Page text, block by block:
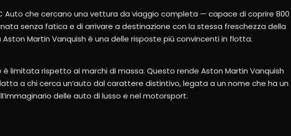
Auto che cercano una vettura da viaggio completa — capace di coprire 800
senza fatica e di arrivare a destinazione con la stessa freschezza della
Martin Vanquish è una delle risposte più convincenti in flotta.
è limitata rispetto ai marchi di massa. Questo rende Aston Martin Vanquish
a chi cerca un’auto dal carattere distintivo, legata a un nome che ha un
delle auto di lusso e nel motorsport.